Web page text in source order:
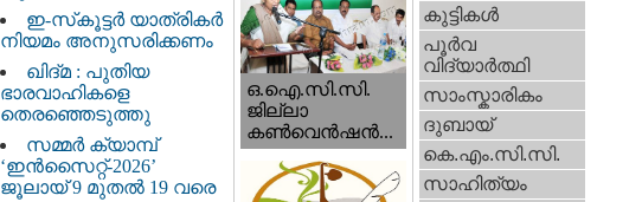
ഇ-സ്‌കൂട്ടർ യാത്രികർ
നിയമം അനുസരിക്കണം
ഖിദ്മ : പുതിയ
ഭാരവാഹികളെ
തെരഞ്ഞെടുത്തു
സമ്മർ ക്യാമ്പ്
‘ഇൻസൈറ്റ്-2026’
ജൂലായ് 9 മുതൽ 19 വരെ
ഒ.ഐ.സി.സി.
ജില്ലാ
കൺവെൻഷൻ...
കുട്ടികള്‍
പൂര്‍വ
വിദ്യാര്‍ത്ഥി
സാംസ്കാരികം
ദുബായ്‌
കെ.എം.സി.സി.
സാഹിത്യം